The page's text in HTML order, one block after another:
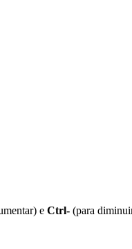
e Ctrl- (para